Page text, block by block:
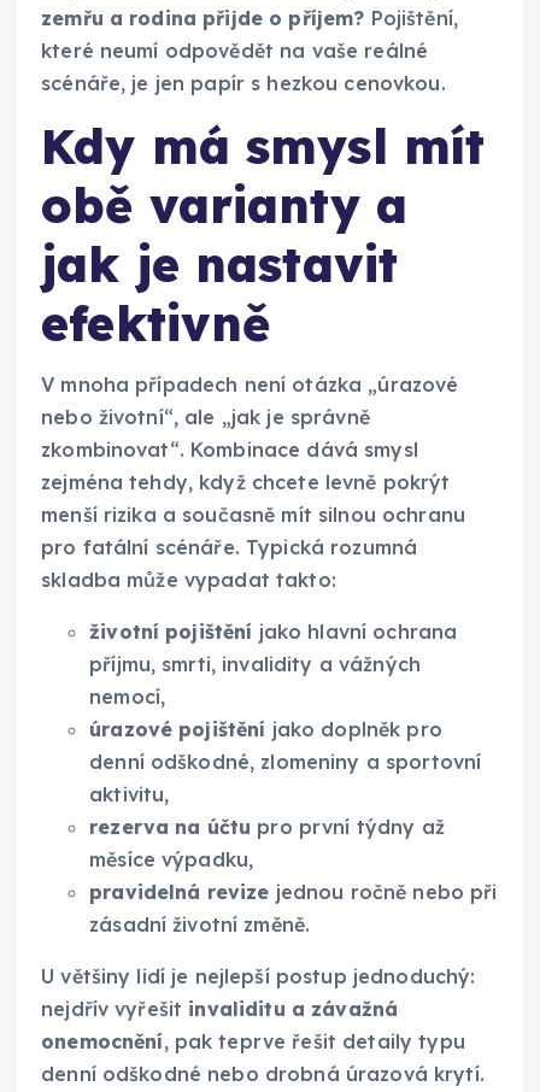
zemřu a rodina přijde o příjem? Pojištění,
které neumí odpovědět na vaše reálné
scénáře, je jen papír s hezkou cenovkou.
Kdy má smysl mít
obě varianty a
jak je nastavit
efektivně
V mnoha případech není otázka „úrazové
nebo životní“, ale „jak je správně
zkombinovat“. Kombinace dává smysl
zejména tehdy, když chcete levně pokrýt
menší rizika a současně mít silnou ochranu
pro fatální scénáře. Typická rozumná
skladba může vypadat takto:
životní pojištění jako hlavní ochrana
příjmu, smrti, invalidity a vážných
nemocí,
úrazové pojištění jako doplněk pro
denní odškodné, zlomeniny a sportovní
aktivitu,
rezerva na účtu pro první týdny až
měsíce výpadku,
pravidelná revize jednou ročně nebo při
zásadní životní změně.
U většiny lidí je nejlepší postup jednoduchý:
nejdřív vyřešit invaliditu a závažná
onemocnění, pak teprve řešit detaily typu
denní odškodné nebo drobná úrazová krytí.